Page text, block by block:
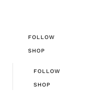
FOLLOW
SHOP
FOLLOW
SHOP